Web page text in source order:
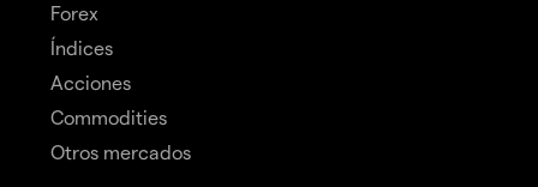
Forex
Índices
Acciones
Commodities
Otros mercados